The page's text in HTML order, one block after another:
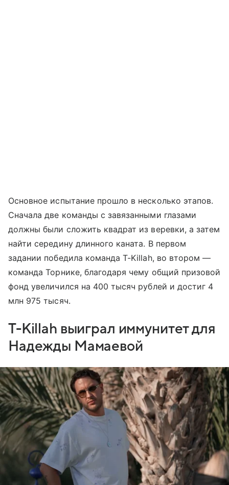
Основное испытание прошло в несколько этапов.
Сначала две команды с завязанными глазами
должны были сложить квадрат из веревки, а затем
найти середину длинного каната. В первом
задании победила команда T-Killah, во втором —
команда Торнике, благодаря чему общий призовой
фонд увеличился на 400 тысяч рублей и достиг 4
млн 975 тысяч.
T-Killah выиграл иммунитет для
Надежды Мамаевой